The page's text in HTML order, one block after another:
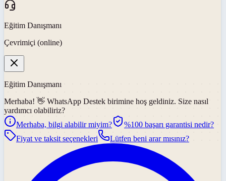
Eğitim Danışmanı
Çevrimiçi (online)
Eğitim Danışmanı
Merhaba! 👋 WhatsApp Destek birimine hoş geldiniz. Size nasıl
yardımcı olabiliriz?
Merhaba, bilgi alabilir miyim?
%100 başarı garantisi nedir?
Fiyat ve taksit seçenekleri
Lütfen beni arar mısınız?